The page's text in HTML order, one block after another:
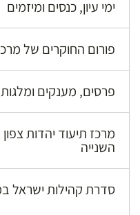
ימי עיון, כנסים ומיזמים
פורום החוקרים של
פרסים, מענקים ומלגות
מרכז תיעוד יהדות
השנייה
סדרת קהילות ישראל